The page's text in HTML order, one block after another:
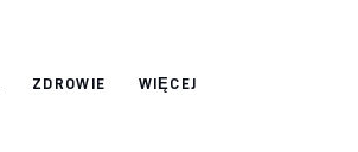
ZDROWIE WIĘCEJ